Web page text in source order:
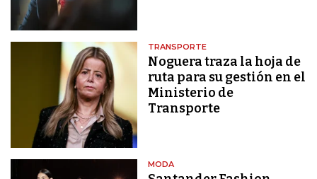
TRANSPORTE
Noguera traza la hoja de
ruta para su gestión en el
Ministerio de
Transporte
MODA